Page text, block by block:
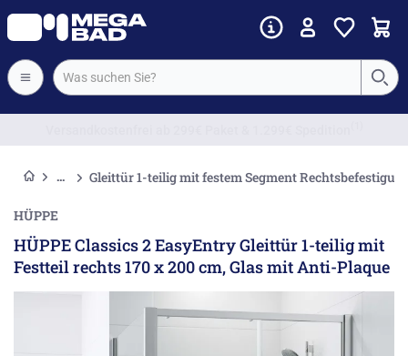
Gleittür 1-teilig mit festem Segment
HÜPPE
HÜPPE Classics 2 EasyEntry Gleittür 1-teilig mit
Festteil rechts 170 x 200 cm, Glas mit Anti-Plaque